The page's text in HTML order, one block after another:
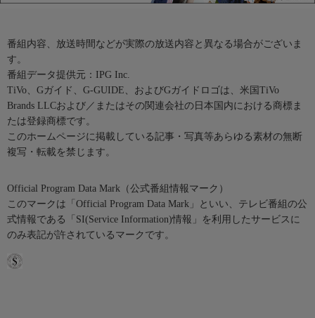
番組内容、放送時間などが実際の放送内容と異なる場合がございま
す。
番組データ提供元：IPG Inc.
TiVo、Gガイド、G-GUIDE、およびGガイドロゴは、米国TiVo
Brands LLCおよび／またはその関連会社の日本国内における商標ま
たは登録商標です。
このホームページに掲載している記事・写真等あらゆる素材の無断
複写・転載を禁じます。
Official Program Data Mark（公式番組情報マーク）
このマークは「Official Program Data Mark」といい、テレビ番組の公
式情報である「SI(Service Information)情報」を利用したサービスに
のみ表記が許されているマークです。